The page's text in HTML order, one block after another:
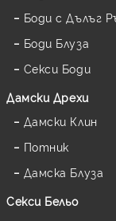
Боди с Дълъг
Боди Блуза
Секси Боди
Дамски Дрехи
Дамски Клин
Потник
Дамска Блуза
Секси Бельо